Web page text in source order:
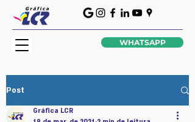
WHATSAPP
Post
Gráfica LCR